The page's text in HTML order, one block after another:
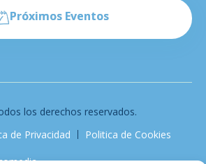
Próximos Eventos
los derechos reservados.​
de Privacidad Politica de Cookies